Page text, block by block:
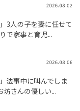
2026.08.02
3人の子を妻に任せて
で家事と育児...
2026.08.06
法事中に叫んでしま
さんの優しい...